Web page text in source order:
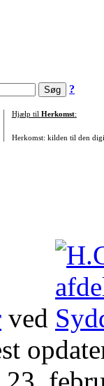
?
Hjælp til Herkomst:
Herkomst: kilden til den
ved